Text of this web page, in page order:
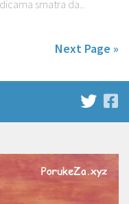
smatra da...
Next Page »